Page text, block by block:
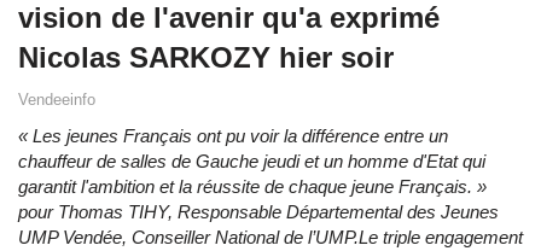
vision de l'avenir qu'a exprimé
Nicolas SARKOZY hier soir
Vendeeinfo
« Les jeunes Français ont pu voir la différence entre un
chauffeur de salles de Gauche jeudi et un homme d'Etat qui
garantit l'ambition et la réussite de chaque jeune Français. »
pour Thomas TIHY, Responsable Départemental des Jeunes
UMP Vendée, Conseiller National de l’UMP.Le triple engagement